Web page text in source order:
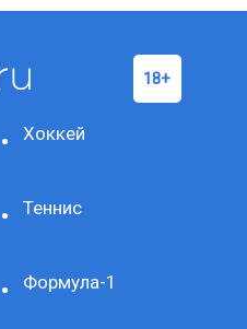
Хоккей
Теннис
Формула-1